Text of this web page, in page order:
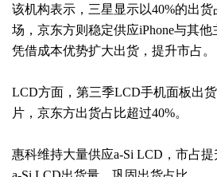
该机构表示，三星显示以40%的出
场，京东方则稳定供应iPhone与其
凭借成本优势扩大出货，提升市占。
LCD方面，第三季LCD手机面板出
片，京东方出货占比超过40%。
惠科维持大量供应a-Si LCD，市占